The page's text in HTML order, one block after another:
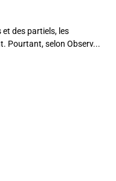
des partiels, les
Pourtant, selon Observ...